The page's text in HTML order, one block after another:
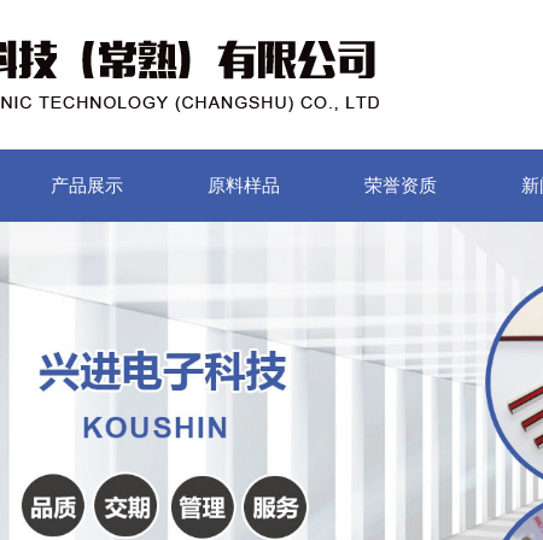
产品展示 原料样品 荣誉资质